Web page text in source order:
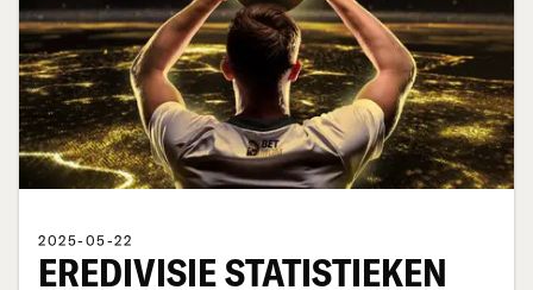
2025-05-22
EREDIVISIE STATISTIEKEN